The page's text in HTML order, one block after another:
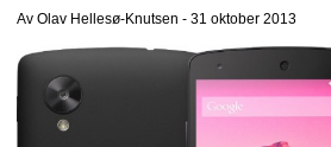
Av Olav Hellesø-Knutsen -31 oktober 2013